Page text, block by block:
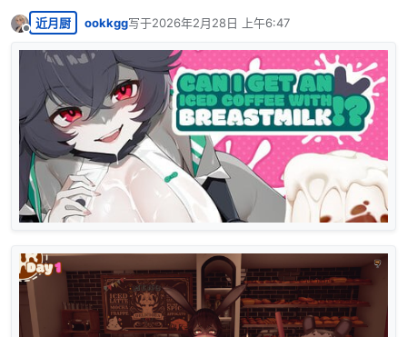
离线
近月厨 ookkgg写于2026年2月28日 上午6:47
最后由 编辑